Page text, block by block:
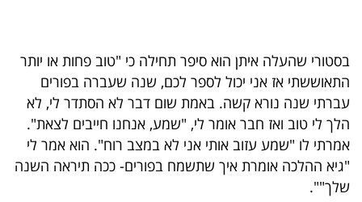
5
המילון
הכלכלי
פודקאסט
בסטורי שהעלה איתן הוא סיפר תחילה כי "טוב פחות או יותר
התאוששתי אז אני יכול לספר לכם, שנה שעברה בפורים
עברתי שנה נורא קשה. באמת שום דבר לא הסתדר לי, לא
הלך לי טוב ואז חבר אומר לי, "שמע, אנחנו חייבים לצאת".
אמרתי לו "שמע עזוב אותי אני לא במצב רוח". הוא אמר לי
"גיא ההלכה אומרת איך שתשמח בפורים- ככה תיראה השנה
שלך"".